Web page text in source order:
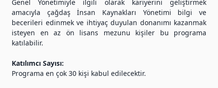
Genel Yönetimiyle ilgili olarak kariyerini geliştirmek
amacıyla çağdaş İnsan Kaynakları Yönetimi bilgi ve
becerileri edinmek ve ihtiyaç duyulan donanımı kazanmak
isteyen en az ön lisans mezunu kişiler bu programa
katılabilir.
Katılımcı Sayısı:
Programa en çok 30 kişi kabul edilecektir.